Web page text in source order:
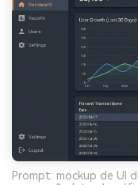
Prompt: mockup de UI